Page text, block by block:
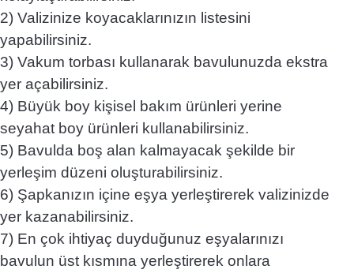
2) Valizinize koyacaklarınızın listesini
yapabilirsiniz.
3) Vakum torbası kullanarak bavulunuzda ekstra
yer açabilirsiniz.
4) Büyük boy kişisel bakım ürünleri yerine
seyahat boy ürünleri kullanabilirsiniz.
5) Bavulda boş alan kalmayacak şekilde bir
yerleşim düzeni oluşturabilirsiniz.
6) Şapkanızın içine eşya yerleştirerek valizinizde
yer kazanabilirsiniz.
7) En çok ihtiyaç duyduğunuz eşyalarınızı
bavulun üst kısmına yerleştirerek onlara